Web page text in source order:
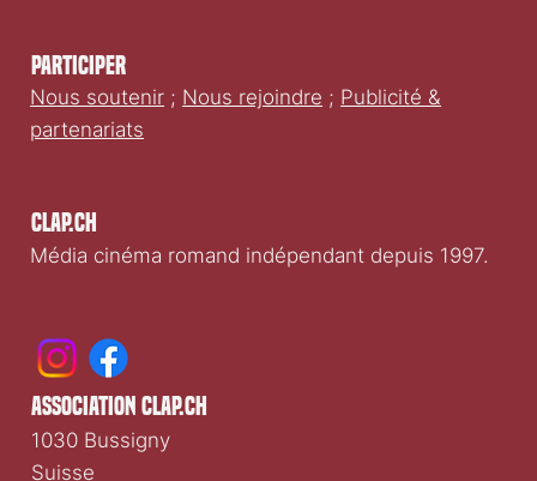
Clap.ch
Média cinéma romand indépendant depuis 1997.
Participer
Nous soutenir ; Nous rejoindre ; Publicité &
partenariats
association clap.ch
1030 Bussigny
Suisse